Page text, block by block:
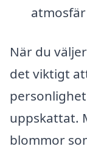
När du
det viktigt
uppskattat.
blommor